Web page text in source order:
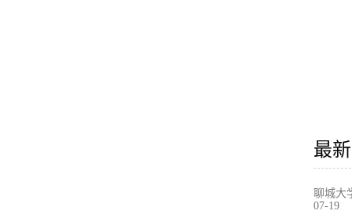
最
聊城大
07-19